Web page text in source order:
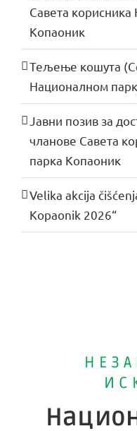
Савета
Копаоник
Тељење кошута
Националном
Јавни позив за
чланове Савета
парка Копаоник
Velika akcija
Kopaonik 2026“